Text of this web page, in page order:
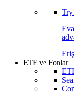
Try
ETF ve Fonlar